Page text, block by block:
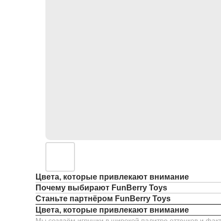
Цвета, которые привлекают внимание
Почему выбирают FunBerry Toys
Станьте партнёром FunBerry Toys
Цвета, которые привлекают внимание